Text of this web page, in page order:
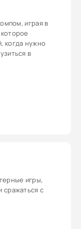
играя в
когда нужно
в
игры,
сражаться с